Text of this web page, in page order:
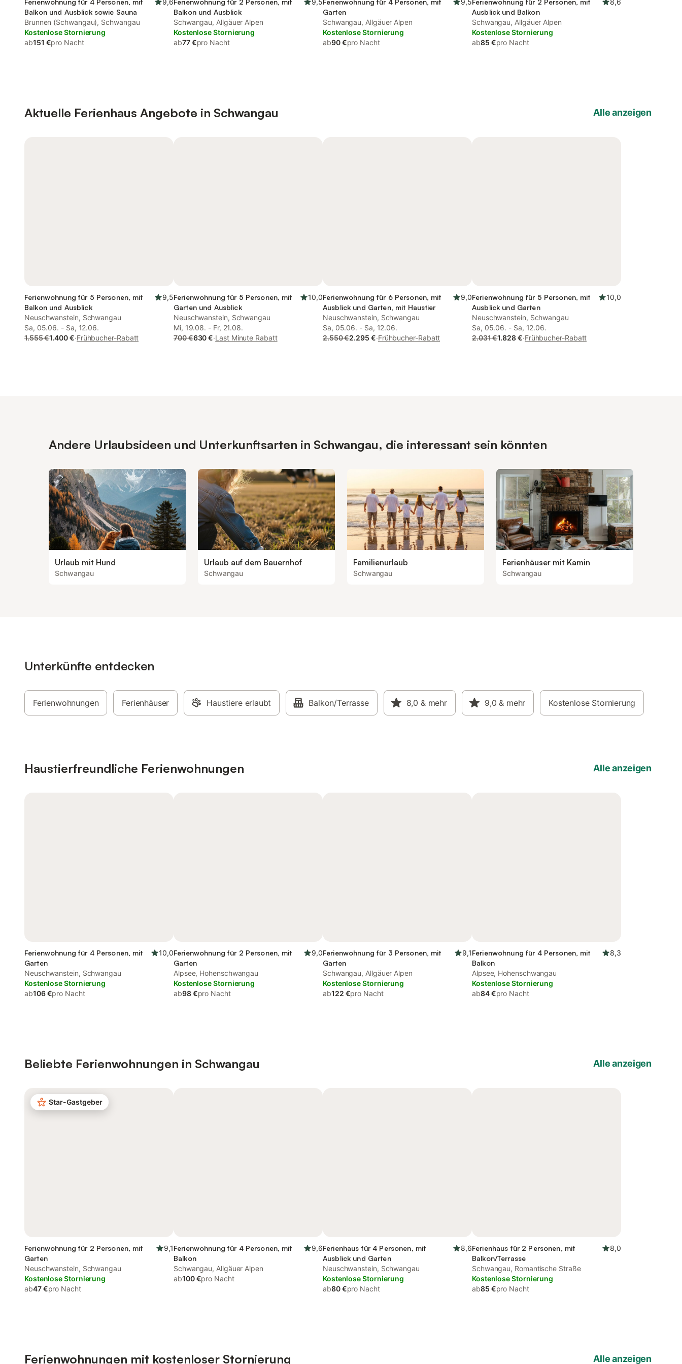
Ferienwohnung für 4 Personen, mit
Balkon und Ausblick sowie Sauna
9,6
Brunnen (Schwangau), Schwangau
Kostenlose Stornierung
ab151 €pro Nacht
Ferienwohnung für 2 Personen, mit
Balkon und Ausblick
9,5
Schwangau, Allgäuer Alpen
Kostenlose Stornierung
ab77 €pro Nacht
Ferienwohnung für 4 Personen, mit
Garten
9,5
Schwangau, Allgäuer Alpen
Kostenlose Stornierung
ab90 €pro Nacht
Ferienwohnung für 2 Personen, mit
Ausblick und Balkon
8,6
Schwangau, Allgäuer Alpen
Kostenlose Stornierung
ab85 €pro Nacht
Aktuelle Ferienhaus Angebote in Schwangau Alle anzeigen
Ferienwohnung für 5 Personen, mit
Balkon und Ausblick
9,5
Neuschwanstein, Schwangau
Sa, 05.06. - Sa, 12.06.
1.555 €1.400 €·Frühbucher-Rabatt
Ferienwohnung für 5 Personen, mit
Garten und Ausblick
10,0
Neuschwanstein, Schwangau
Mi, 19.08. - Fr, 21.08.
700 €630 €·Last Minute Rabatt
Ferienwohnung für 6 Personen, mit
Ausblick und Garten, mit Haustier
9,0
Neuschwanstein, Schwangau
Sa, 05.06. - Sa, 12.06.
2.550 €2.295 €·Frühbucher-Rabatt
Ferienwohnung für 5 Personen, mit
Ausblick und Garten
10,0
Neuschwanstein, Schwangau
Sa, 05.06. - Sa, 12.06.
2.031 €1.828 €·Frühbucher-Rabatt
Andere Urlaubsideen und Unterkunftsarten in Schwangau, die interessant sein könnten
Urlaub mit Hund
Schwangau
Urlaub auf dem Bauernhof
Schwangau
Familienurlaub
Schwangau
Ferienhäuser mit Kamin
Schwangau
Unterkünfte entdecken
Ferienwohnungen Ferienhäuser Haustiere erlaubt Balkon/Terrasse 8,0 & mehr 9,0 & mehr Kostenlose Stornierung
Haustierfreundliche Ferienwohnungen Alle anzeigen
Ferienwohnung für 4 Personen, mit
Garten
10,0
Neuschwanstein, Schwangau
Kostenlose Stornierung
ab106 €pro Nacht
Ferienwohnung für 2 Personen, mit
Garten
9,0
Alpsee, Hohenschwangau
Kostenlose Stornierung
ab98 €pro Nacht
Ferienwohnung für 3 Personen, mit
Garten
9,1
Schwangau, Allgäuer Alpen
Kostenlose Stornierung
ab122 €pro Nacht
Ferienwohnung für 4 Personen, mit
Balkon
8,3
Alpsee, Hohenschwangau
Kostenlose Stornierung
ab84 €pro Nacht
Beliebte Ferienwohnungen in Schwangau Alle anzeigen
Star-Gastgeber
Ferienwohnung für 2 Personen, mit
Garten
9,1
Neuschwanstein, Schwangau
Kostenlose Stornierung
ab47 €pro Nacht
Ferienwohnung für 4 Personen, mit
Balkon
9,6
Schwangau, Allgäuer Alpen
ab100 €pro Nacht
Ferienhaus für 4 Personen, mit
Ausblick und Garten
8,6
Neuschwanstein, Schwangau
Kostenlose Stornierung
ab80 €pro Nacht
Ferienhaus für 2 Personen, mit
Balkon/Terrasse
8,0
Schwangau, Romantische Straße
Kostenlose Stornierung
ab85 €pro Nacht
Ferienwohnungen mit kostenloser Stornierung Alle anzeigen